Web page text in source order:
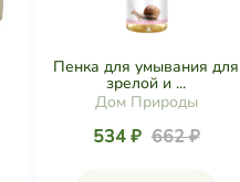
Пенка для умывания для
зрелой и ...
Дом Природы
534 ₽ 662 ₽